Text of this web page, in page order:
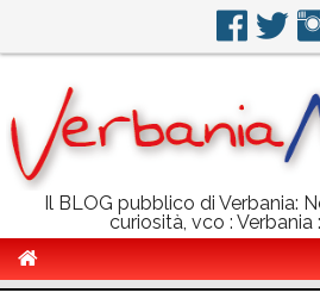
Il BLOG pubblico di Verbania:
curiosità, vco : Verbania